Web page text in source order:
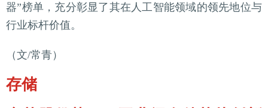
器”榜单，充分彰显了其在人工智能领域的领先地位与
行业标杆价值。
（文/常青）
存储